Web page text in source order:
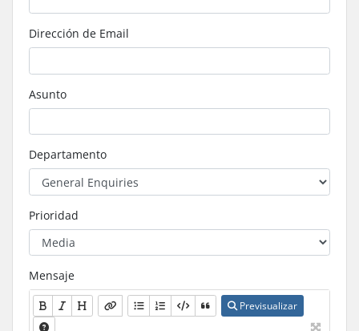
Dirección de Email
Asunto
Departamento
Prioridad
Mensaje
Previsualizar